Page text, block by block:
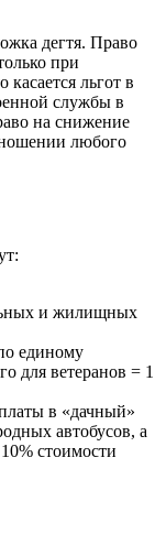
дегтя. Право
при
льгот в
службы в
на снижение
любого
и жилищных
единому
для ветеранов = 1
в «дачный»
автобусов, а
стоимости